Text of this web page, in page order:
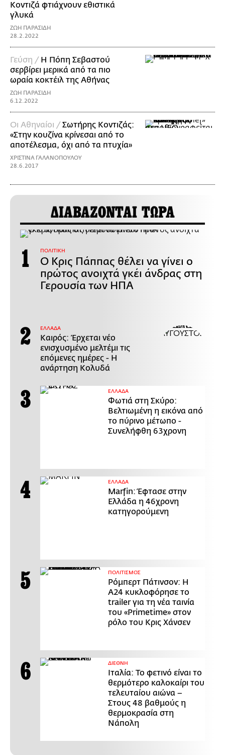
Κοντιζά φτιάχνουν εθιστικά
γλυκά
ΖΩΗ ΠΑΡΑΣΙΔΗ
28.2.2022
Γεύση / Η Πόπη Σεβαστού
σερβίρει μερικά από τα πιο
ωραία κοκτέιλ της Αθήνας
ΖΩΗ ΠΑΡΑΣΙΔΗ
6.12.2022
Οι Αθηναίοι /Σωτήρης Κοντιζάς:
«Στην κουζίνα κρίνεσαι από το
αποτέλεσμα, όχι από τα πτυχία»
ΧΡΙΣΤΙΝΑ ΓΑΛΑΝΟΠΟΥΛΟΥ
28.6.2017
ΔΙΑΒΑΖΟΝΤΑΙ ΤΩΡΑ
ΠΟΛΙΤΙΚΗ
Ο Κρις Πάππας θέλει να γίνει ο
πρώτος ανοιχτά γκέι άνδρας στη
Γερουσία των ΗΠΑ
ΕΛΛΑΔΑ
Καιρός: Έρχεται νέο
ενισχυσμένο μελτέμι τις
επόμενες ημέρες - Η
ανάρτηση Κολυδά
ΕΛΛΑΔΑ
Φωτιά στη Σκύρο:
Βελτιωμένη η εικόνα από
το πύρινο μέτωπο -
Συνελήφθη 63χρονη
ΕΛΛΑΔΑ
Marfin: Έφτασε στην
Ελλάδα η 46χρονη
κατηγορούμενη
ΠΟΛΙΤΙΣΜΟΣ
Ρόμπερτ Πάτινσον: Η
Α24 κυκλοφόρησε το
trailer για τη νέα ταινία
του «Primetime» στον
ρόλο του Κρις Χάνσεν
ΔΙΕΘΝΗ
Ιταλία: Το φετινό είναι το
θερμότερο καλοκαίρι του
τελευταίου αιώνα –
Στους 48 βαθμούς η
θερμοκρασία στη
Νάπολη